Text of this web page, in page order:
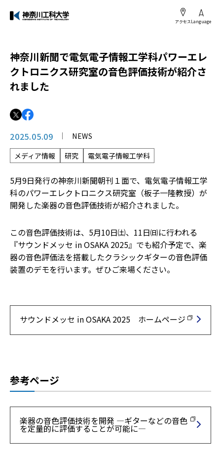
アクセスLanguage
神奈川新聞で電気電子情報工学科パワーエレ
クトロニクス研究室の音色評価技術が紹介さ
れました
2025.05.09
NEWS
メディア情報
研究 電気電子情報工学科
5月9日発行の神奈川新聞朝刊１面で、電気電子情報工学
科のパワーエレクトロニクス研究室（板子一隆教授）が
開発した楽器の音色評価技術が紹介されました。
この音色評価技術は、5月10日㈯、11日㈰に行われる
『サウンドメッセ in OSAKA 2025』でも紹介予定で、楽
器の音色評価法を搭載したクラシックギターの音色評価
装置のデモを行います。ぜひご来場ください。
サウンドメッセ in OSAKA 2025 ホームページ
参考ページ
楽器の音色評価技術を開発 ―ギターなどの音色
を定量的に評価することが可能に―